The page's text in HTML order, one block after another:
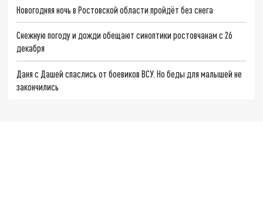
Новогодняя ночь в Ростовской области пройдёт без снега
Снежную погоду и дожди обещают синоптики ростовчанам с 26
декабря
Даня с Дашей спаслись от боевиков ВСУ. Но беды для малышей не
закончились